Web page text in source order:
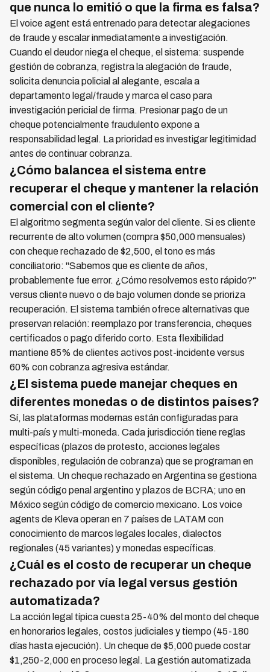
que nunca lo emitió o que la firma es falsa?
El voice agent está entrenado para detectar alegaciones
de fraude y escalar inmediatamente a investigación.
Cuando el deudor niega el cheque, el sistema: suspende
gestión de cobranza, registra la alegación de fraude,
solicita denuncia policial al alegante, escala a
departamento legal/fraude y marca el caso para
investigación pericial de firma. Presionar pago de un
cheque potencialmente fraudulento expone a
responsabilidad legal. La prioridad es investigar legitimidad
antes de continuar cobranza.
¿Cómo balancea el sistema entre
recuperar el cheque y mantener la relación
comercial con el cliente?
El algoritmo segmenta según valor del cliente. Si es cliente
recurrente de alto volumen (compra $50,000 mensuales)
con cheque rechazado de $2,500, el tono es más
conciliatorio: "Sabemos que es cliente de años,
probablemente fue error. ¿Cómo resolvemos esto rápido?"
versus cliente nuevo o de bajo volumen donde se prioriza
recuperación. El sistema también ofrece alternativas que
preservan relación: reemplazo por transferencia, cheques
certificados o pago diferido corto. Esta flexibilidad
mantiene 85% de clientes activos post-incidente versus
60% con cobranza agresiva estándar.
¿El sistema puede manejar cheques en
diferentes monedas o de distintos países?
Sí, las plataformas modernas están configuradas para
multi-país y multi-moneda. Cada jurisdicción tiene reglas
específicas (plazos de protesto, acciones legales
disponibles, regulación de cobranza) que se programan en
el sistema. Un cheque rechazado en Argentina se gestiona
según código penal argentino y plazos de BCRA; uno en
México según código de comercio mexicano. Los voice
agents de Kleva operan en 7 países de LATAM con
conocimiento de marcos legales locales, dialectos
regionales (45 variantes) y monedas específicas.
¿Cuál es el costo de recuperar un cheque
rechazado por vía legal versus gestión
automatizada?
La acción legal típica cuesta 25-40% del monto del cheque
en honorarios legales, costos judiciales y tiempo (45-180
días hasta ejecución). Un cheque de $5,000 puede costar
$1,250-2,000 en proceso legal. La gestión automatizada